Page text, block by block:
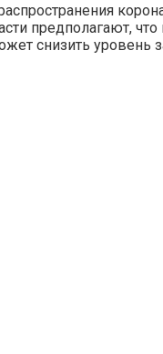
предполагают,
снизить уровень